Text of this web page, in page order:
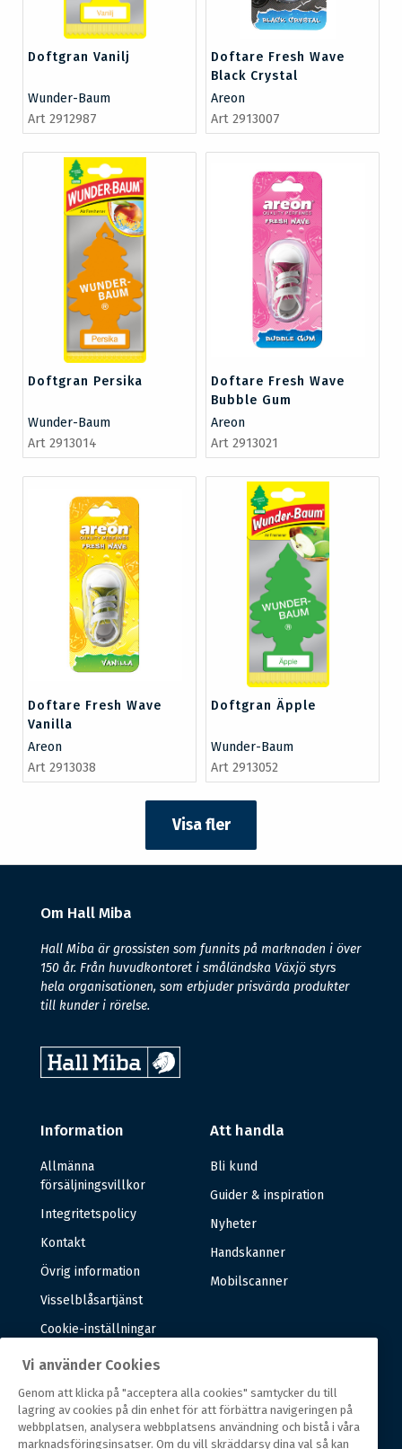
Doftgran Vanilj
Wunder-Baum
Art 2912987
Doftare Fresh Wave
Black Crystal
Areon
Art 2913007
Doftgran Persika
Wunder-Baum
Art 2913014
Doftare Fresh Wave
Bubble Gum
Areon
Art 2913021
Doftare Fresh Wave
Vanilla
Areon
Art 2913038
Doftgran Äpple
Wunder-Baum
Art 2913052
Visa fler
Om Hall Miba
Hall Miba är grossisten som funnits på marknaden i över
150 år. Från huvudkontoret i småländska Växjö styrs
hela organisationen, som erbjuder prisvärda produkter
till kunder i rörelse.
Information
Allmänna
försäljningsvillkor
Integritetspolicy
Kontakt
Övrig information
Visselblåsartjänst
Cookie-inställningar
Att handla
Bli kund
Guider & inspiration
Nyheter
Handskanner
Mobilscanner
Om oss
Vi använder Cookies
Genom att klicka på "acceptera alla cookies" samtycker du till
lagring av cookies på din enhet för att förbättra navigeringen på
webbplatsen, analysera webbplatsens användning och bistå i våra
marknadsföringsinsatser. Om du vill skräddarsy dina val så kan